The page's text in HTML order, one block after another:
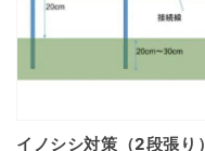
イノシシ対策（2段張り）